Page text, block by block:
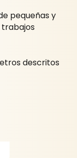
pequeñas y
descritos